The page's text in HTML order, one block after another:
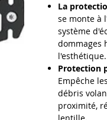
La
se monte à
système
dommages
l'esthétique.
Protection
Empêche
débris
proximité,